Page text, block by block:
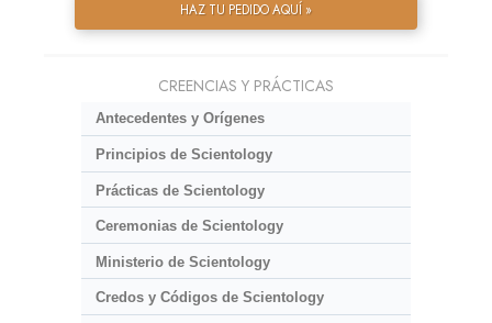
HAZ TU PEDIDO AQUÍ »
CREENCIAS Y PRÁCTICAS
Antecedentes y Orígenes
Principios de Scientology
Prácticas de Scientology
Ceremonias de Scientology
Ministerio de Scientology
Credos y Códigos de Scientology